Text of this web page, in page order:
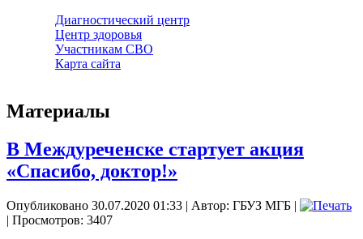
Диагностический центр
Центр здоровья
Участникам СВО
Карта сайта
Материалы
В Междуреченске стартует акция
«Спасибо, доктор!»
Опубликовано 30.07.2020 01:33 | Автор: ГБУЗ МГБ |
| Просмотров: 3407